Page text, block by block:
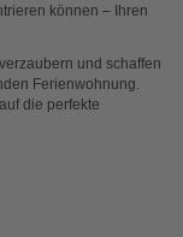
können – Ihren
und schaffen
Ferienwohnung.
die perfekte